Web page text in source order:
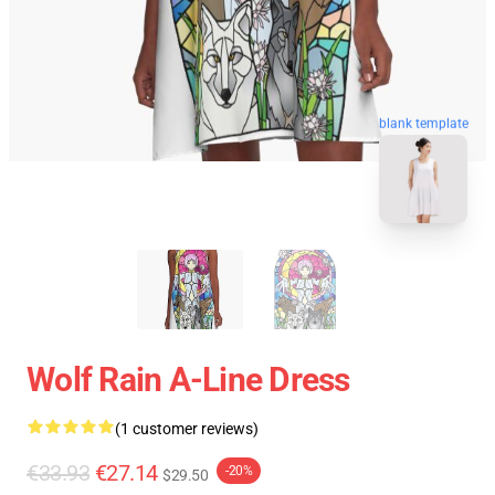
blank template
Wolf Rain A-Line Dress
(1 customer reviews)
€33.93 €27.14 $29.50 -20%